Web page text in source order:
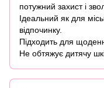
потужний захист і
Ідеальний як для
відпочинку.
Підходить для
Не обтяжує дитячу